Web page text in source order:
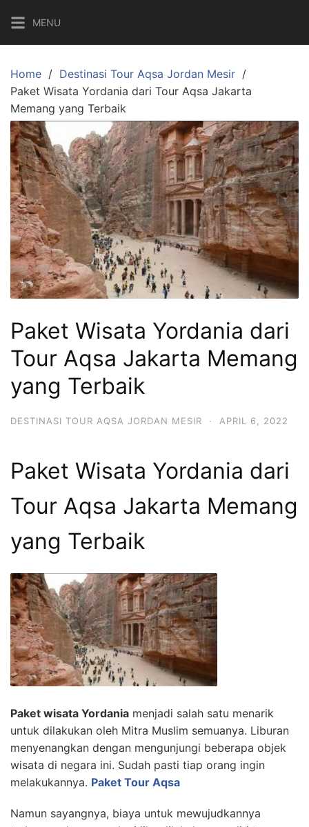
content
MENU
Home
Destinasi Tour Aqsa Jordan Mesir
Paket Wisata Yordania dari Tour Aqsa Jakarta
Memang yang Terbaik
Paket Wisata Yordania dari
Tour Aqsa Jakarta Memang
yang Terbaik
DESTINASI TOUR AQSA JORDAN MESIR · APRIL 6, 2022
Paket Wisata Yordania dari
Tour Aqsa Jakarta Memang
yang Terbaik
Paket wisata Yordania menjadi salah satu menarik
untuk dilakukan oleh Mitra Muslim semuanya. Liburan
menyenangkan dengan mengunjungi beberapa objek
wisata di negara ini. Sudah pasti tiap orang ingin
melakukannya. Paket Tour Aqsa
Namun sayangnya, biaya untuk mewujudkannya